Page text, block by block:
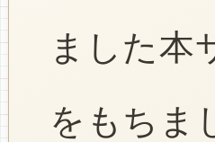
ました本
をもちま